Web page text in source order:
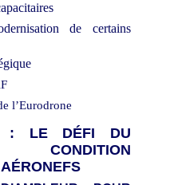
de certains
l’Eurodrone
: LE DÉFI DU